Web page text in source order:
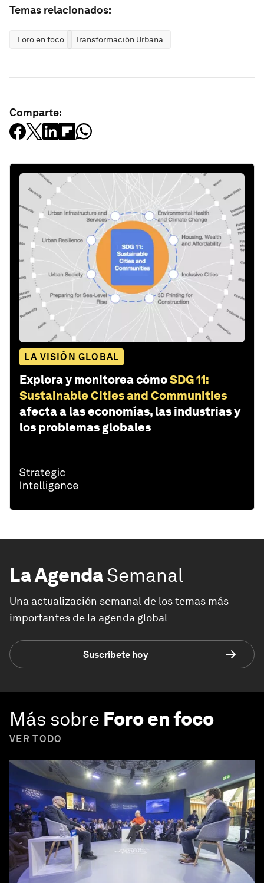
Temas relacionados:
Foro en foco Transformación Urbana
Comparte:
LA VISIÓN GLOBAL
Explora y monitorea cómoSDG 11:
Sustainable Cities and Communities
afecta a las economías, las industrias y
los problemas globales
La AgendaSemanal
Una actualización semanal de los temas más
importantes de la agenda global
Suscríbete hoy
Más sobre Foro en foco
VER TODO